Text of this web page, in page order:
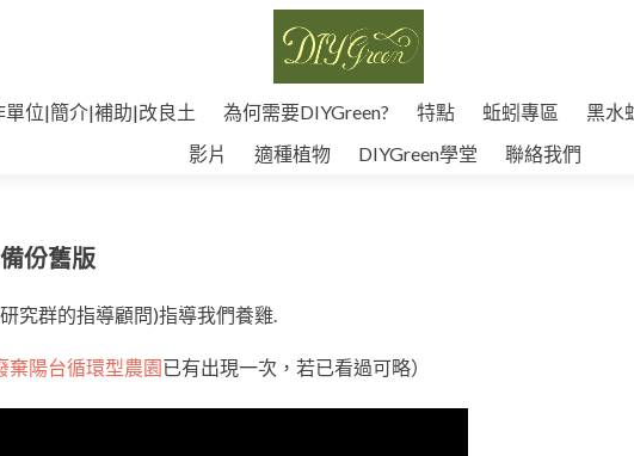
單位|簡介|補助|改良土 為何需要DIYGreen? 特點 蚯蚓專區
黑水
影片
適種植物 DIYGreen學堂 聯絡我們
份舊版
究群的指導顧問)指導我們養雞.
棄陽台循環型農園已有出現一次，若已看過可略）